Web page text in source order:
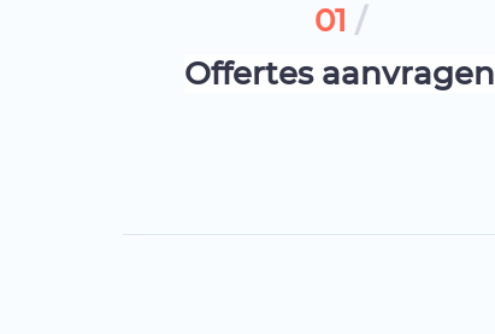
01 /
Offertes aanvragen